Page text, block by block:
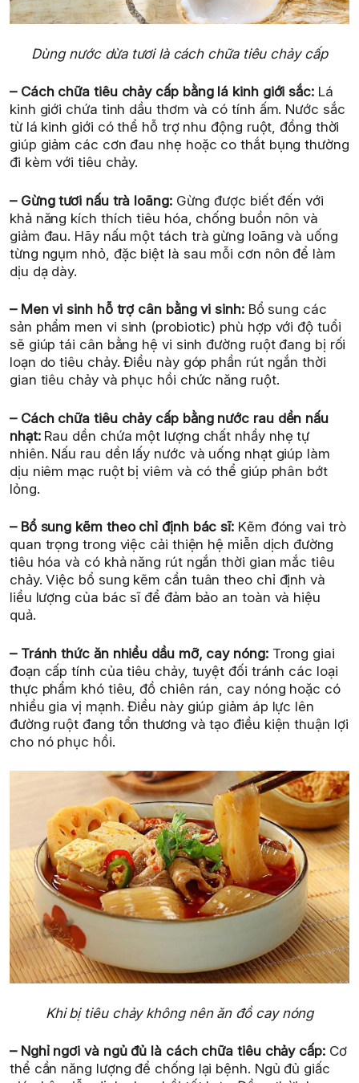
Dùng nước dừa tươi là cách chữa tiêu chảy cấp
– Cách chữa tiêu chảy cấp bằng lá kinh giới sắc:Lá
kinh giới chứa tinh dầu thơm và có tính ấm. Nước sắc
từ lá kinh giới có thể hỗ trợ nhu động ruột, đồng thời
giúp giảm các cơn đau nhẹ hoặc co thắt bụng thường
đi kèm với tiêu chảy.
– Gừng tươi nấu trà loãng:Gừng được biết đến với
khả năng kích thích tiêu hóa, chống buồn nôn và
giảm đau. Hãy nấu một tách trà gừng loãng và uống
từng ngụm nhỏ, đặc biệt là sau mỗi cơn nôn để làm
dịu dạ dày.
– Men vi sinh hỗ trợ cân bằng vi sinh:Bổ sung các
sản phẩm men vi sinh (probiotic) phù hợp với độ tuổi
sẽ giúp tái cân bằng hệ vi sinh đường ruột đang bị rối
loạn do tiêu chảy. Điều này góp phần rút ngắn thời
gian tiêu chảy và phục hồi chức năng ruột.
– Cách chữa tiêu chảy cấp bằng nước rau dền nấu
nhạt:Rau dền chứa một lượng chất nhầy nhẹ tự
nhiên. Nấu rau dền lấy nước và uống nhạt giúp làm
dịu niêm mạc ruột bị viêm và có thể giúp phân bớt
lỏng.
– Bổ sung kẽm theo chỉ định bác sĩ: Kẽm đóng vai trò
quan trọng trong việc cải thiện hệ miễn dịch đường
tiêu hóa và có khả năng rút ngắn thời gian mắc tiêu
chảy. Việc bổ sung kẽm cần tuân theo chỉ định và
liều lượng của bác sĩ để đảm bảo an toàn và hiệu
quả.
– Tránh thức ăn nhiều dầu mỡ, cay nóng:Trong giai
đoạn cấp tính của tiêu chảy, tuyệt đối tránh các loại
thực phẩm khó tiêu, đồ chiên rán, cay nóng hoặc có
nhiều gia vị mạnh. Điều này giúp giảm áp lực lên
đường ruột đang tổn thương và tạo điều kiện thuận lợi
cho nó phục hồi.
Khi bị tiêu chảy không nên ăn đồ cay nóng
– Nghỉ ngơi và ngủ đủ là cách chữa tiêu chảy cấp:Cơ
thể cần năng lượng để chống lại bệnh. Ngủ đủ giấc